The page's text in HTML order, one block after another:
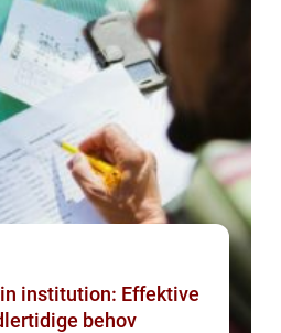
institution: Effektive
behov